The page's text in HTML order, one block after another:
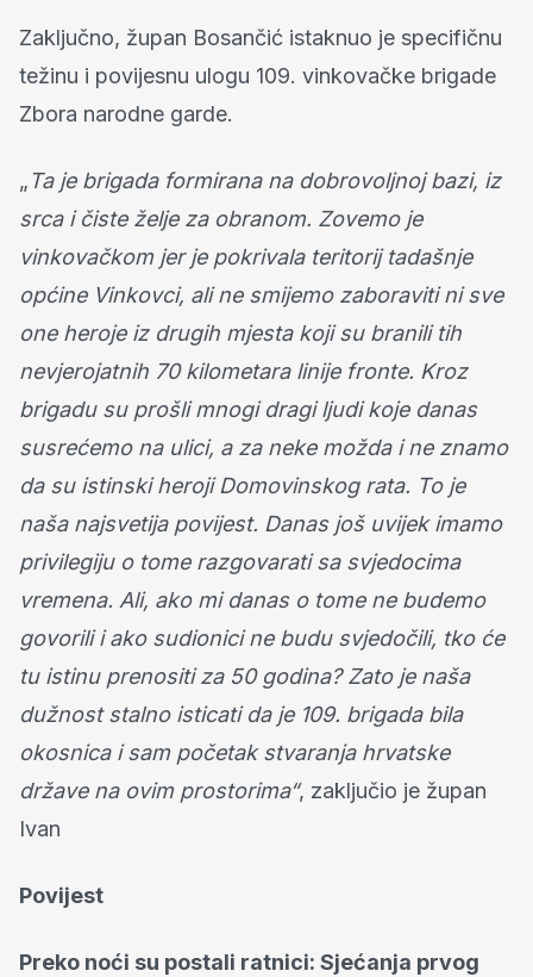
Zaključno, župan Bosančić istaknuo je specifičnu
težinu i povijesnu ulogu 109. vinkovačke brigade
Zbora narodne garde.
„ Ta je brigada formirana na dobrovoljnoj bazi, iz
srca i čiste želje za obranom. Zovemo je
vinkovačkom jer je pokrivala teritorij tadašnje
općine Vinkovci, ali ne smijemo zaboraviti ni sve
one heroje iz drugih mjesta koji su branili tih
nevjerojatnih 70 kilometara linije fronte. Kroz
brigadu su prošli mnogi dragi ljudi koje danas
susrećemo na ulici, a za neke možda i ne znamo
da su istinski heroji Domovinskog rata. To je
naša najsvetija povijest. Danas još uvijek imamo
privilegiju o tome razgovarati sa svjedocima
vremena. Ali, ako mi danas o tome ne budemo
govorili i ako sudionici ne budu svjedočili, tko će
tu istinu prenositi za 50 godina? Zato je naša
dužnost stalno isticati da je 109. brigada bila
okosnica i sam početak stvaranja hrvatske
države na ovim prostorima“, zaključio je župan
Ivan
Povijest
Preko noći su postali ratnici: Sjećanja prvog